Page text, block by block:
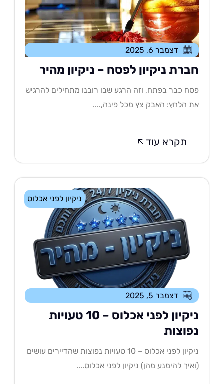
דצמבר 6, 2025
ניקיון לפסח – ניקיון מהיר
כבר בפתח, וזה הרגע שבו רובנו מתחילים להרגיש
הלחץ: האבק צץ מכל פינה,....
תקרא עוד
ניקיון לפני אכלוס
דצמבר 5, 2025
ניקיון לפני אכלוס – 10 טעויות
ניקיון לפני אכלוס – 10 טעויות נפוצות שהדיירים עושים
להימנע מהן) ניקיון לפני אכלוס....